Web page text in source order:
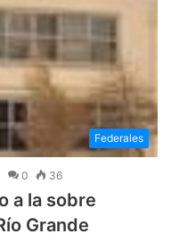
Federales
0 36
a la sobre
Grande